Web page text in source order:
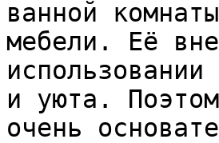
ванной
мебели. Её
и уюта.
очень